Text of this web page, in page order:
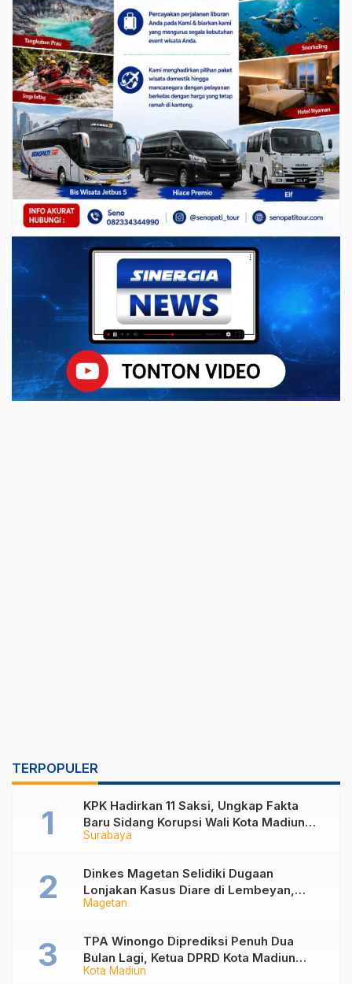
TERPOPULER
Surabaya
KPK Hadirkan 11 Saksi, Ungkap Fakta
Baru Sidang Korupsi Wali Kota Madiun
Nonaktif Maidi
Magetan
Dinkes Magetan Selidiki Dugaan
Lonjakan Kasus Diare di Lembeyan,
Lakukan Penyelidikan Epidemiologi
Kota Madiun
TPA Winongo Diprediksi Penuh Dua
Bulan Lagi, Ketua DPRD Kota Madiun
Desak Pemkot Percepat Penanganan